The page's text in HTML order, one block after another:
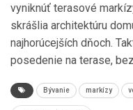
vyniknúť terasové
skrášlia architektúru
najhorúcejších dňoch.
posedenie na terase,
Bývanie markízy